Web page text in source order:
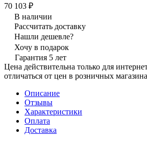
70 103 ₽
В наличии
Рассчитать доставку
Нашли дешевле?
Хочу в подарок
Гарантия 5 лет
Цена действительна только для
отличаться от цен в розничных
Описание
Отзывы
Характеристики
Оплата
Доставка